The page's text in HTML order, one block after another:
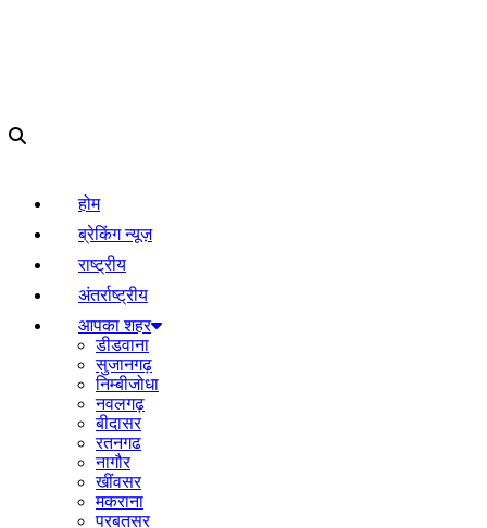
होम
ब्रेकिंग न्यूज़
राष्ट्रीय
अंतर्राष्ट्रीय
आपका शहर
डीडवाना
सुजानगढ़
निम्बीजोधा
नवलगढ़
बीदासर
रतनगढ
नागौर
खींवसर
मकराना
परबतसर